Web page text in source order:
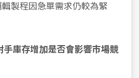
製程因急單需求仍較為緊
手庫存增加是否會影響市場競